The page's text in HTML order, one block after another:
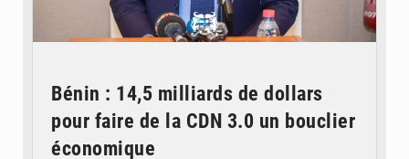
Bénin : 14,5 milliards de dollars
pour faire de la CDN 3.0 un bouclier
économique